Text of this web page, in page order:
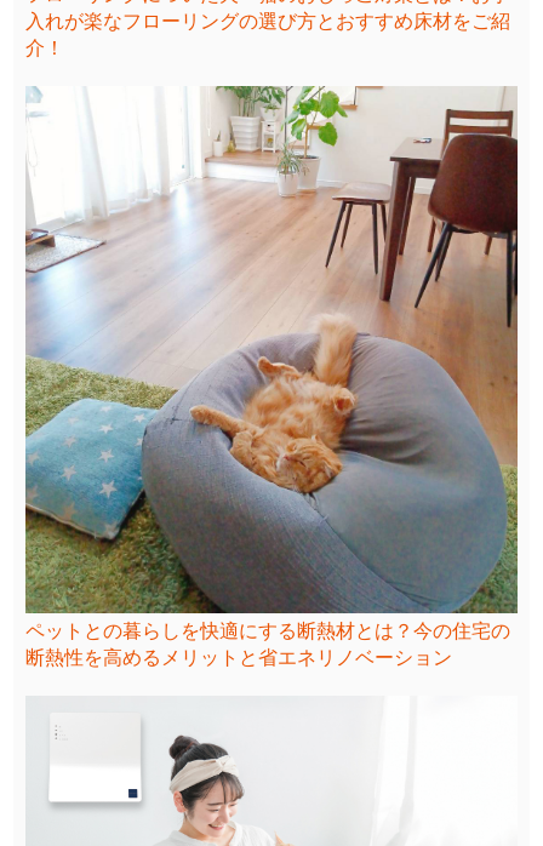
入れが楽なフローリングの選び方とおすすめ床材をご紹
介！
ペットとの暮らしを快適にする断熱材とは？今の住宅の
断熱性を高めるメリットと省エネリノベーション